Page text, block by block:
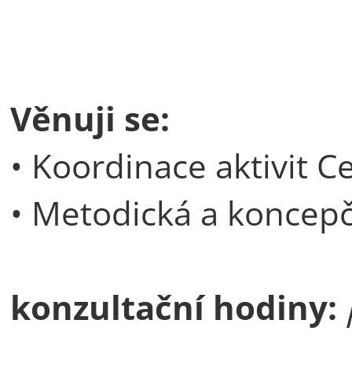
Věnuji se:
• Koordinace aktivit
• Metodická a
konzultační hodiny: